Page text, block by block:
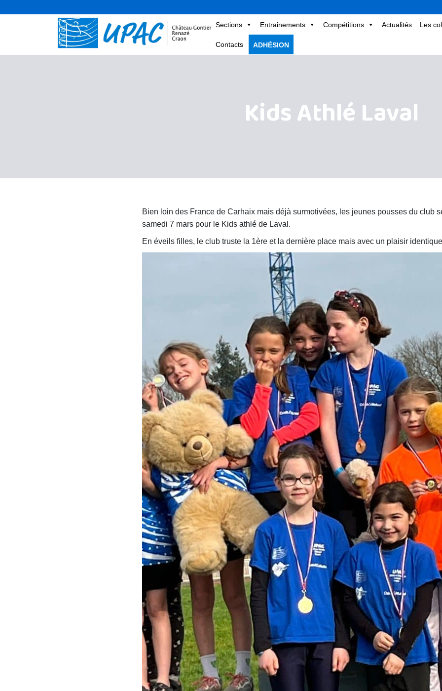
Sections Entrainements Compétitions Actualités Les
Contacts ADHÉSION
Kids Athlé Laval
Bien loin des France de Carhaix mais déjà surmotivées, les jeunes pousses du club
samedi 7 mars pour le Kids athlé de Laval.
En éveils filles, le club truste la 1ère et la dernière place mais avec un plaisir